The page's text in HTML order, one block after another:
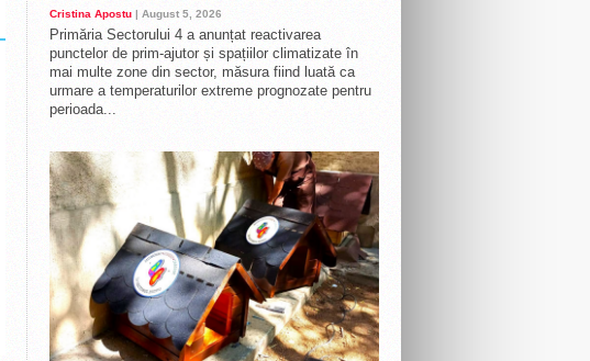
Cristina Apostu | August 5, 2026
Primăria Sectorului 4 a anunțat reactivarea
punctelor de prim-ajutor și spațiilor climatizate în
mai multe zone din sector, măsura fiind luată ca
urmare a temperaturilor extreme prognozate pentru
perioada...